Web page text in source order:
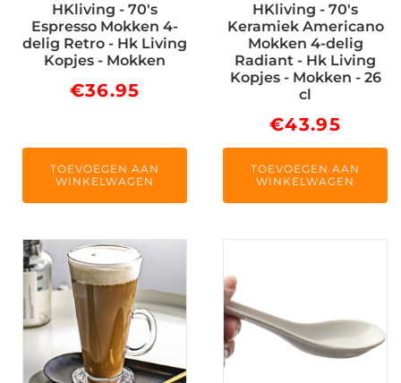
HKliving - 70's
Espresso Mokken 4-
delig Retro - Hk Living
Kopjes - Mokken
€36.95
TOEVOEGEN AAN
WINKELWAGEN
HKliving - 70's
Keramiek Americano
Mokken 4-delig
Radiant - Hk Living
Kopjes - Mokken - 26
cl
€43.95
TOEVOEGEN AAN
WINKELWAGEN